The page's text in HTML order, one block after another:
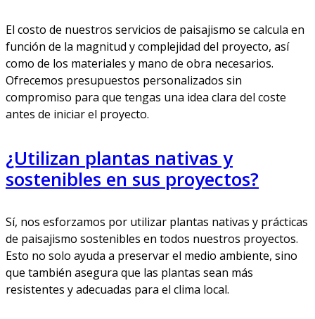
El costo de nuestros servicios de paisajismo se calcula en
función de la magnitud y complejidad del proyecto, así
como de los materiales y mano de obra necesarios.
Ofrecemos presupuestos personalizados sin
compromiso para que tengas una idea clara del coste
antes de iniciar el proyecto.
¿Utilizan plantas nativas y
sostenibles en sus proyectos?
Sí, nos esforzamos por utilizar plantas nativas y prácticas
de paisajismo sostenibles en todos nuestros proyectos.
Esto no solo ayuda a preservar el medio ambiente, sino
que también asegura que las plantas sean más
resistentes y adecuadas para el clima local.